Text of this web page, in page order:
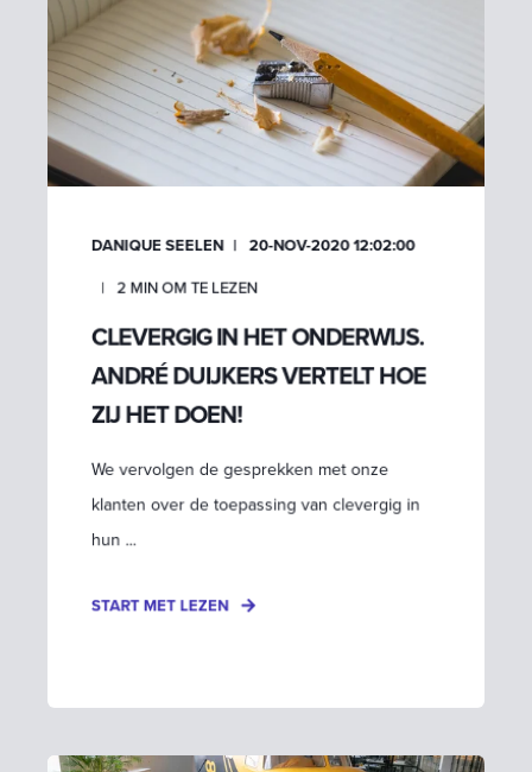
DANIQUE SEELEN
20-NOV-2020 12:02:00
2 MIN OM TE LEZEN
CLEVERGIG IN HET ONDERWIJS.
ANDRÉ DUIJKERS VERTELT HOE
ZIJ HET DOEN!
We vervolgen de gesprekken met onze
klanten over de toepassing van clevergig in
hun ...
START MET LEZEN